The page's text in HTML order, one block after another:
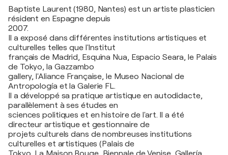
Baptiste Laurent (1980, Nantes) est un artiste plasticien
résident en Espagne depuis
2007.
Il a exposé dans différentes institutions artistiques et
culturelles telles que l'Institut
français de Madrid, Esquina Nua, Espacio Seara, le Palais
de Tokyo, la Gazzambo
gallery, l'Aliance Française, le Museo Nacional de
Antropología et la Galerie FL.
Il a développé sa pratique artistique en autodidacte,
parallèlement à ses études en
sciences politiques et en histoire de l'art. Il a été
directeur artistique et gestionnaire de
projets culturels dans de nombreuses institutions
culturelles et artistiques (Palais de